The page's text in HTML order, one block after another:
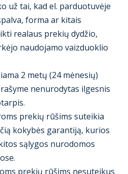
už tai, kad el. parduotuvėje
forma ar kitais
realaus prekių dydžio,
naudojamo vaizduoklio
2 metų (24 mėnesių)
nenurodytas ilgesnis
prekių rūšims suteikia
kokybės garantiją, kurios
sąlygos nurodomos
prekių rūšims nesuteikus